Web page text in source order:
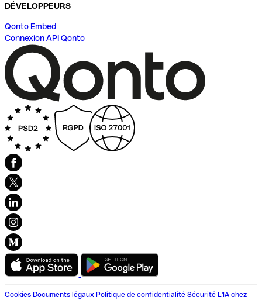
DÉVELOPPEURS
Qonto Embed
Connexion API Qonto
Cookies Documents légaux Politique de confidentialité Sécurité L'IA chez